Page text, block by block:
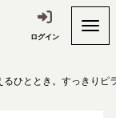
ログイン
るひととき。すっきりピ